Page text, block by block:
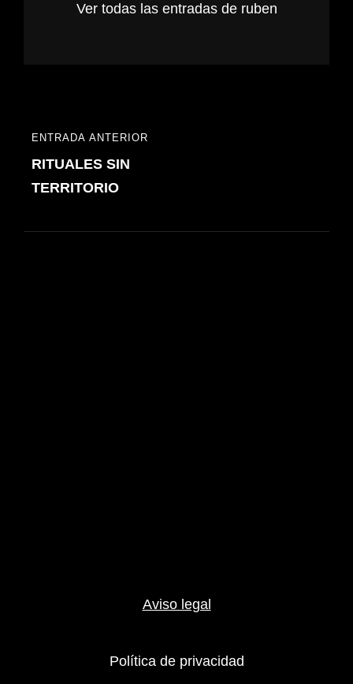
Ver todas las entradas de ruben
Navegación
de
entradas
ENTRADA
ANTERIOR
ENTRADA ANTERIOR
RITUALES SIN
TERRITORIO
Aviso legal
Política de privacidad